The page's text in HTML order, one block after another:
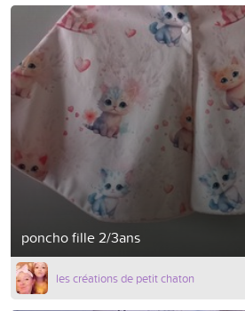
poncho fille 2/3ans
les créations de petit chaton